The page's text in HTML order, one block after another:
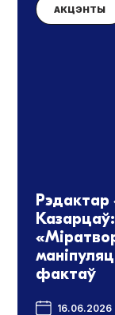
АКЦЭНТЫ
фактаў
16.06.2026